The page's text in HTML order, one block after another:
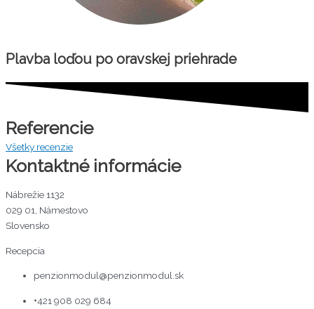
Plavba loďou po oravskej priehrade
Referencie
Všetky recenzie
Kontaktné informácie
Nábrežie 1132
029 01, Námestovo
Slovensko
Recepcia
penzionmodul@penzionmodul.sk
+421 908 029 684